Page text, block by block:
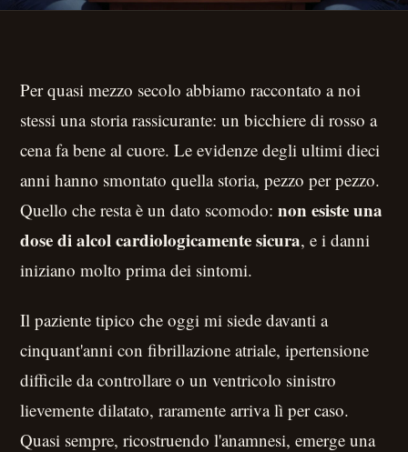
Per quasi mezzo secolo abbiamo raccontato a noi
stessi una storia rassicurante: un bicchiere di rosso a
cena fa bene al cuore. Le evidenze degli ultimi dieci
anni hanno smontato quella storia, pezzo per pezzo.
Quello che resta è un dato scomodo:non esiste una
dose di alcol cardiologicamente sicura, e i danni
iniziano molto prima dei sintomi.
Il paziente tipico che oggi mi siede davanti a
cinquant'anni con fibrillazione atriale, ipertensione
difficile da controllare o un ventricolo sinistro
lievemente dilatato, raramente arriva lì per caso.
Quasi sempre, ricostruendo l'anamnesi, emerge una